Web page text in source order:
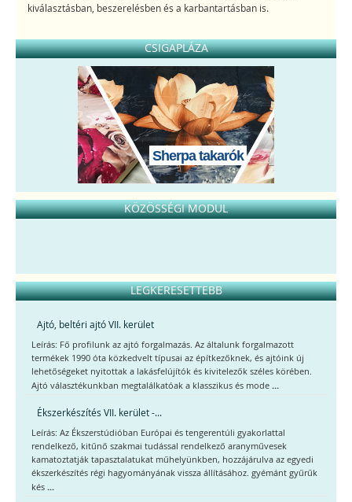
kiválasztásban, beszerelésben és a karbantartásban is.
CSIGAPLÁZA
Sherpa takarók
KÖZÖSSÉGI MODUL
LEGKERESETTEBB
Ajtó, beltéri ajtó VII. kerület
Leírás: Fő profilunk az ajtó forgalmazás. Az általunk forgalmazott
termékek 1990 óta közkedvelt típusai az építkezőknek, és ajtóink új
lehetőségeket nyitottak a lakásfelújítók és kivitelezők széles körében.
Ajtó választékunkban megtalálkatóak a klasszikus és mode ...
Ékszerkészítés VII. kerület -...
Leírás: Az Ékszerstúdióban Európai és tengerentúli gyakorlattal
rendelkező, kitűnő szakmai tudással rendelkező aranyművesek
kamatoztatják tapasztalatukat műhelyünkben, hozzájárulva az egyedi
ékszerkészítés régi hagyományának vissza állításához. gyémánt gyűrűk
kés ...